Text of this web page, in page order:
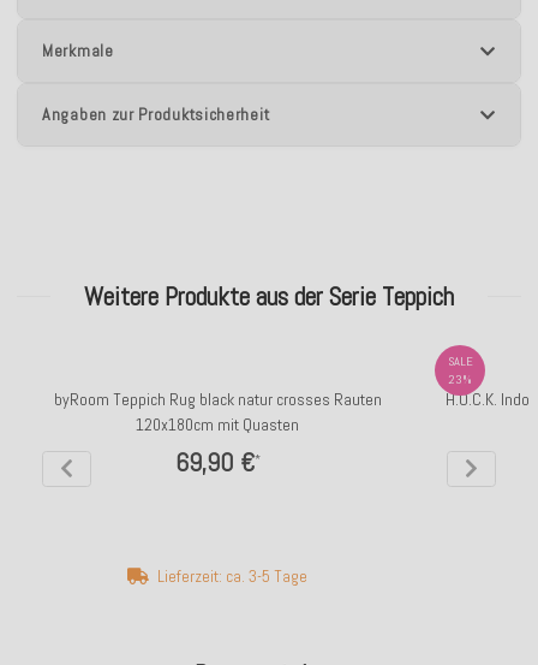
Merkmale
Angaben zur Produktsicherheit
Weitere Produkte aus der Serie Teppich
byRoom Teppich Rug black natur crosses Rauten
120x180cm mit Quasten
69,90 €*
Lieferzeit: ca. 3-5 Tage
SALE
23%
H.O.C.K.